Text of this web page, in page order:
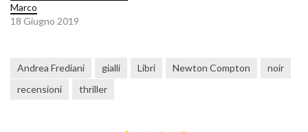
Marco
18 Giugno 2019
Andrea Frediani gialli Libri Newton Compton
noir
recensioni
thriller